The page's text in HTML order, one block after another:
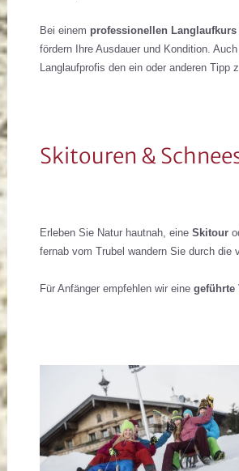
Bei einem professionellen Langlaufkurs
fördern Ihre Ausdauer und Kondition.
Langlaufprofis den ein oder anderen Tipp
Skitouren &
Erleben Sie Natur hautnah, eine Skitour
fernab vom Trubel wandern Sie durch
Für Anfänger empfehlen wir eine geführte